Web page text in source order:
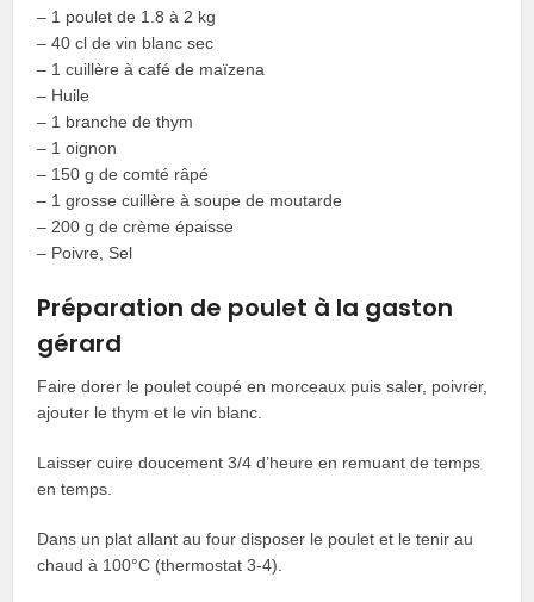
– 1 poulet de 1.8 à 2 kg
– 40 cl de vin blanc sec
– 1 cuillère à café de maïzena
– Huile
– 1 branche de thym
– 1 oignon
– 150 g de comté râpé
– 1 grosse cuillère à soupe de moutarde
– 200 g de crème épaisse
– Poivre, Sel
Préparation de poulet à la gaston
gérard
Faire dorer le poulet coupé en morceaux puis saler, poivrer,
ajouter le thym et le vin blanc.
Laisser cuire doucement 3/4 d’heure en remuant de temps
en temps.
Dans un plat allant au four disposer le poulet et le tenir au
chaud à 100°C (thermostat 3-4).